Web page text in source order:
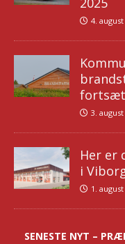
4. august
3. august
Her er
i
1.
SENESTE NYT –